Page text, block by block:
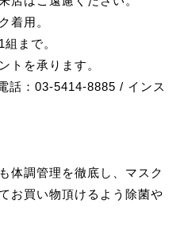
着用。
まで。
トを承ります。
話：03-5414-8885 / インス
体調管理を徹底し、マスク
お買い物頂けるよう除菌や